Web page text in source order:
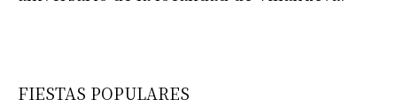
FIESTAS POPULARES